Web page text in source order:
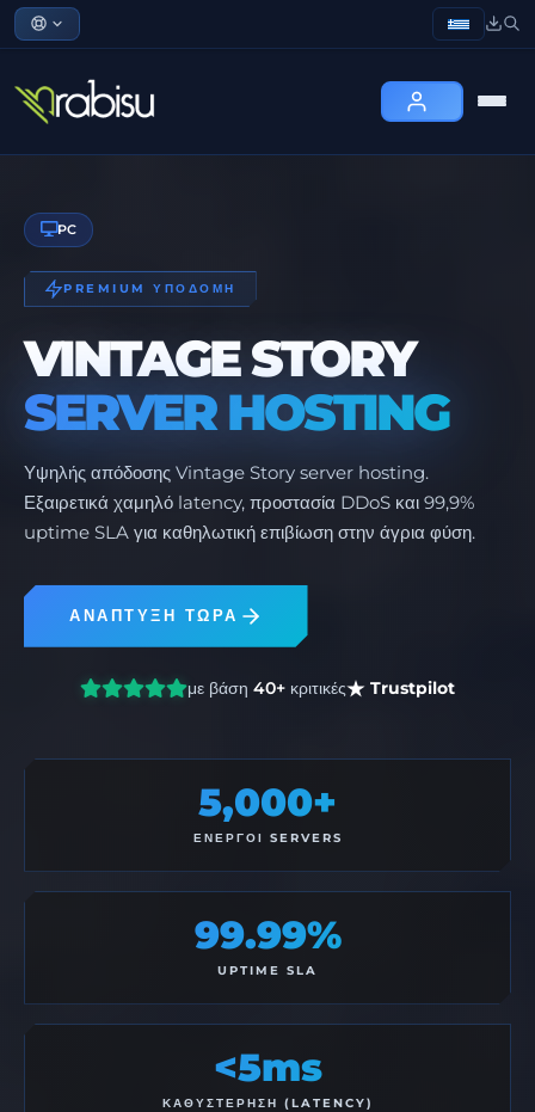
PC
PREMIUM ΥΠΟΔΟΜΗ
VINTAGE STORY
SERVER HOSTING
Υψηλής απόδοσης Vintage Story server hosting.
Εξαιρετικά χαμηλό latency, προστασία DDoS και 99,9%
uptime SLA για καθηλωτική επιβίωση στην άγρια φύση.
ΑΝΑΠΤΥΞΗ ΤΩΡΑ
με βάση 40+ κριτικές Trustpilot
5,000+
ΕΝΕΡΓΟΊ SERVERS
99.99%
UPTIME SLA
<5ms
ΚΑΘΥΣΤΈΡΗΣΗ (LATENCY)